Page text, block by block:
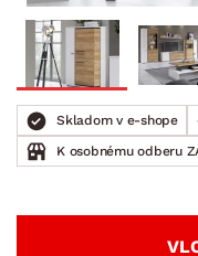
Skladom v e-shope
K osobnému odberu